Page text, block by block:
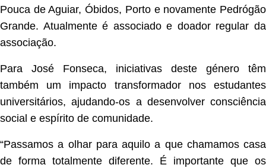
Pouca de Aguiar, Óbidos, Porto e novamente Pedrógão
Grande. Atualmente é associado e doador regular da
associação.
Para José Fonseca, iniciativas deste género têm
também um impacto transformador nos estudantes
universitários, ajudando-os a desenvolver consciência
social e espírito de comunidade.
“Passamos a olhar para aquilo a que chamamos casa
de forma totalmente diferente. É importante que os